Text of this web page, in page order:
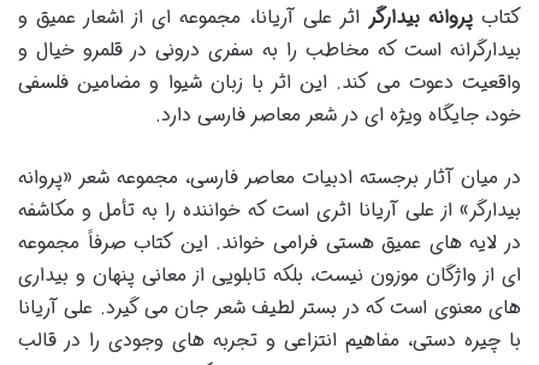
کتابپروانه بیدارگر اثر علی آریانا، مجموعه ای از اشعار عمیق و
بیدارگرانه است که مخاطب را به سفری درونی در قلمرو خیال و
واقعیت دعوت می کند. این اثر با زبان شیوا و مضامین فلسفی
خود، جایگاه ویژه ای در شعر معاصر فارسی دارد.
در میان آثار برجسته ادبیات معاصر فارسی، مجموعه شعر «پروانه
بیدارگر» از علی آریانا اثری است که خواننده را به تأمل و مکاشفه
در لایه های عمیق هستی فرامی خواند. این کتاب صرفاً مجموعه
ای از واژگان موزون نیست، بلکه تابلویی از معانی پنهان و بیداری
های معنوی است که در بستر لطیف شعر جان می گیرد. علی آریانا
با چیره دستی، مفاهیم انتزاعی و تجربه های وجودی را در قالب